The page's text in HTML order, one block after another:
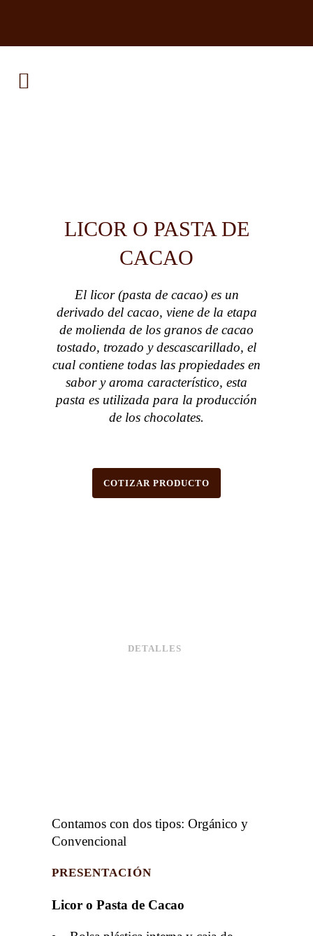
LICOR O PASTA DE
CACAO
El licor (pasta de cacao) es un
derivado del cacao, viene de la etapa
de molienda de los granos de cacao
tostado, trozado y descascarillado, el
cual contiene todas las propiedades en
sabor y aroma característico, esta
pasta es utilizada para la producción
de los chocolates.
COTIZAR PRODUCTO
DETALLES
Contamos con dos tipos: Orgánico y
Convencional
PRESENTACIÓN
Licor o Pasta de Cacao